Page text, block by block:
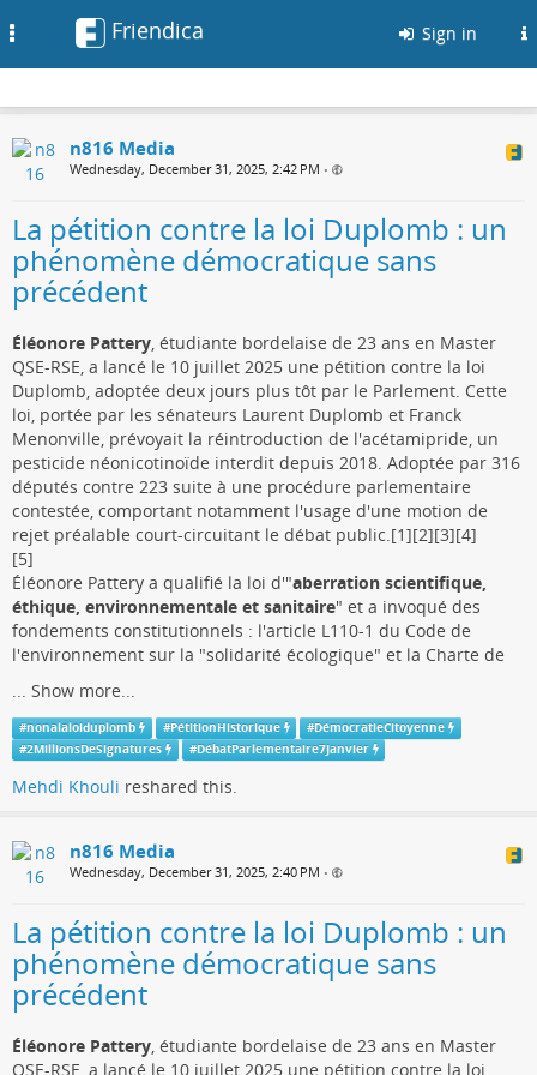
Friendica Sign in
n816 Media
Wednesday, December 31, 2025, 2:42 PM •
La pétition contre la loi Duplomb : un
phénomène démocratique sans
précédent
Éléonore Pattery, étudiante bordelaise de 23 ans en Master
QSE-RSE, a lancé le 10 juillet 2025 une pétition contre la loi
Duplomb, adoptée deux jours plus tôt par le Parlement. Cette
loi, portée par les sénateurs Laurent Duplomb et Franck
Menonville, prévoyait la réintroduction de l'acétamipride, un
pesticide néonicotinoïde interdit depuis 2018. Adoptée par 316
députés contre 223 suite à une procédure parlementaire
contestée, comportant notamment l'usage d'une motion de
rejet préalable court-circuitant le débat public.[1][2][3][4]
[5]
Éléonore Pattery a qualifié la loi d'"aberration scientifique,
éthique, environnementale et sanitaire" et a invoqué des
fondements constitutionnels : l'article L110-1 du Code de
l'environnement sur la "solidarité écologique" et la Charte de
... Show more...
#nonalaloiduplomb #PétitionHistorique #DémocratieCitoyenne
#2MillionsDeSignatures #DébatParlementaire7Janvier
Mehdi Khouli reshared this.
n816 Media
Wednesday, December 31, 2025, 2:40 PM •
La pétition contre la loi Duplomb : un
phénomène démocratique sans
précédent
Éléonore Pattery, étudiante bordelaise de 23 ans en Master
QSE-RSE, a lancé le 10 juillet 2025 une pétition contre la loi